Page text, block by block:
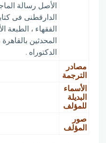
الأصل رسالة
الدارقطنى فى
المحدثين
الدكتوراه .
مصادر
الترجمة
الأسماء
البديلة
للمؤلف
صور
المؤلف